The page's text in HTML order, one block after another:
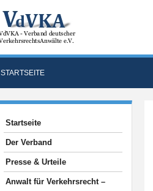
STARTSEITE
Startseite
Der Verband
Presse & Urteile
Anwalt für Verkehrsrecht –